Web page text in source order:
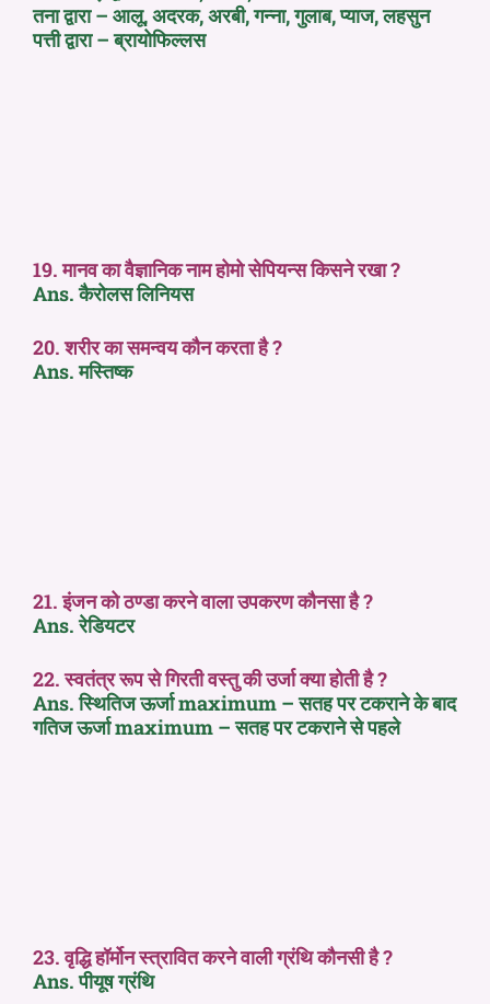
तना द्वारा – आलू, अदरक, अरबी, गन्ना, गुलाब, प्याज, लहसुन
पत्ती द्वारा – ब्रायोफिल्लस
19. मानव का वैज्ञानिक नाम होमो सेपियन्स किसने रखा ?
Ans. कैरोलस लिनियस
20. शरीर का समन्वय कौन करता है ?
Ans. मस्तिष्क
21. इंजन को ठण्डा करने वाला उपकरण कौनसा है ?
Ans. रेडियटर
22. स्वतंत्र रूप से गिरती वस्तु की उर्जा क्या होती है ?
Ans. स्थितिज ऊर्जा maximum – सतह पर टकराने के बाद
गतिज ऊर्जा maximum – सतह पर टकराने से पहले
23. वृद्धि हॉर्मोन स्त्रावित करने वाली ग्रंथि कौनसी है ?
Ans. पीयूष ग्रंथि